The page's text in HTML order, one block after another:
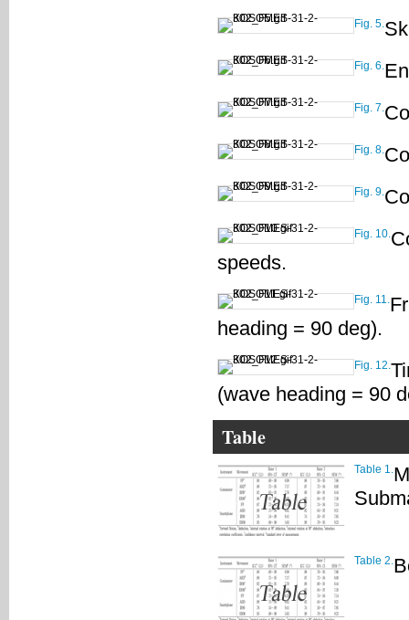
Fig. 5.
Fig. 6.
Fig. 7.
Fig. 8.
Fig. 9.
Fig. 10.
speeds.
Fig. 11.
heading = 90 deg).
Fig. 12.
(wave heading = 90
Table
Table 1.
Table 2.